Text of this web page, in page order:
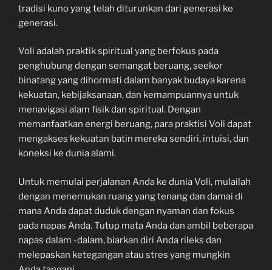
tradisi kuno yang telah diturunkan dari generasi ke
generasi.
Voli adalah praktik spiritual yang berfokus pada
penghubung dengan semangat beruang, seekor
binatang yang dihormati dalam banyak budaya karena
kekuatan, kebijaksanaan, dan kemampuannya untuk
menavigasi alam fisik dan spiritual. Dengan
memanfaatkan energi beruang, para praktisi Voli dapat
mengakses kekuatan batin mereka sendiri, intuisi, dan
koneksi ke dunia alami.
Untuk memulai perjalanan Anda ke dunia Voli, mulailah
dengan menemukan ruang yang tenang dan damai di
mana Anda dapat duduk dengan nyaman dan fokus
pada napas Anda. Tutup mata Anda dan ambil beberapa
napas dalam -dalam, biarkan diri Anda rileks dan
melepaskan ketegangan atau stres yang mungkin